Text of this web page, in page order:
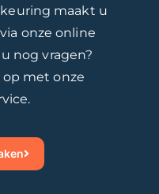
keuring maakt u
onze online
nog vragen?
met onze